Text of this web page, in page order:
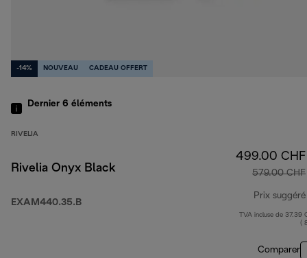
-14% NOUVEAU CADEAU OFFERT
Dernier 6 éléments
RIVELIA
Rivelia Onyx Black
EXAM440.35.B
499.00 CHF
579.00 CHF
Prix suggéré
TVA incluse de 37.39
(
Comparer